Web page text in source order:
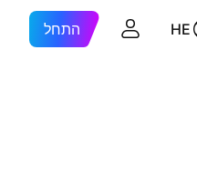
HE התחל